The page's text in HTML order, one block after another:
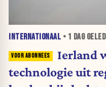
INTERNATIONAAL • 1 DAG
Ierland
technologie uit